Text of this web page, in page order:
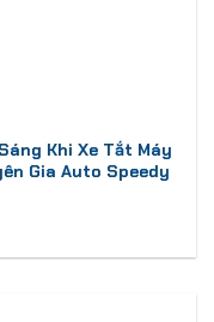
Khi Xe Tắt Máy
Gia Auto Speedy